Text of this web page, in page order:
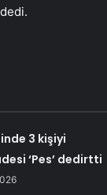
3 kişiyi
‘Pes’ dedirtti